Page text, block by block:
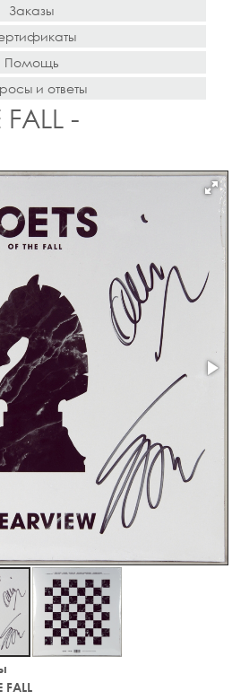
Заказы
Помощь
и ответы
FALL -
FALL